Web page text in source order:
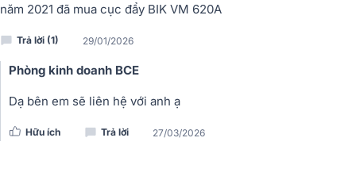
năm 2021 đã mua cục đẩy BIK VM 620A
Trả lời (1) 29/01/2026
Phòng kinh doanh BCE
Dạ bên em sẽ liên hệ với anh ạ
Hữu ích Trả lời 27/03/2026